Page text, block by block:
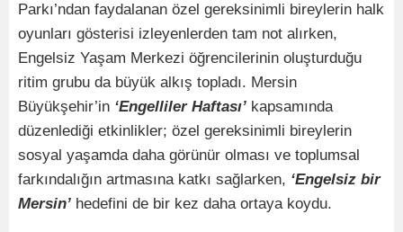
Parkı’ndan faydalanan özel gereksinimli bireylerin halk
oyunları gösterisi izleyenlerden tam not alırken,
Engelsiz Yaşam Merkezi öğrencilerinin oluşturduğu
ritim grubu da büyük alkış topladı. Mersin
Büyükşehir’in ‘Engelliler Haftası’ kapsamında
düzenlediği etkinlikler; özel gereksinimli bireylerin
sosyal yaşamda daha görünür olması ve toplumsal
farkındalığın artmasına katkı sağlarken, ‘Engelsiz bir
Mersin’ hedefini de bir kez daha ortaya koydu.